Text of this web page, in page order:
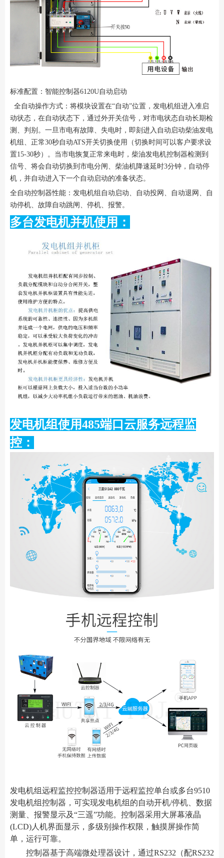
标准配置：智能控制器6120U自动启动
全自动操作方式：将模块设置在“自动”位置，发电机组进入准启
动状态，在自动状态下，通过外开关信号，对市电状态自动长期检
测、判别。一旦市电有故障、失电时，即刻进入自动启动柴油发电
机组、正常30秒自动ATS开关切换使用（切换时间可以客户要求设
置15-30秒）。当市电恢复正常来电时，柴油发电机控制器检测到
信号、将会自动切换到市电分闸、柴油机降速延时3分钟，自动停
机，并自动进入下一个自动启动的准备状态。
全自动控制器性能：发电机组自动启动、自动投网、自动退网、自
动停机、故障自动跳闸、停机、报警。
多台发电机并机使用：
发电机组使用485端口云服务远程监
控：
发电机组远程监控控制器适用于远程监控单台或多台9510
发电机组控制器，可实现发电机组的自动开机/停机、数据
测量、报警显示及“三遥”功能。控制器采用大屏幕液晶
(LCD)人机界面显示，多级别操作权限，触摸屏操作简
单，运行可靠。
控制器基于高端微处理器设计，通过RS232（配RS232